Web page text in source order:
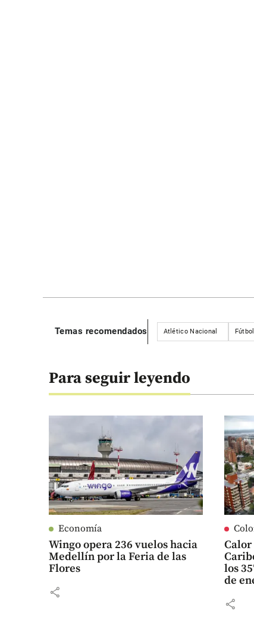
Temas recomendados Atlético Nacional
Para seguir leyendo
Economía
Wingo opera 236 vuelos hacia
Medellín por la Feria de las
Flores
share
Calor
los
de
share